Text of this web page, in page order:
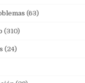
(63)
(310)
(24)